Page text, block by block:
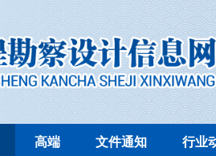
高端 文件通知 行业